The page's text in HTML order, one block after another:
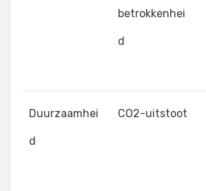
betrokkenhei
d
Duurzaamhei
d
CO2-uitstoot